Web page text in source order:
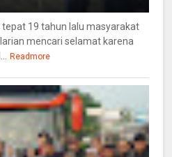
tepat 19 tahun lalu masyarakat
mencari selamat karena
Readmore